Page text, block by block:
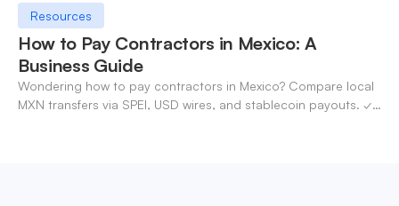
Resources
How to Pay Contractors in Mexico: A
Business Guide
Wondering how to pay contractors in Mexico? Compare local
MXN transfers via SPEI, USD wires, and stablecoin payouts. ✓